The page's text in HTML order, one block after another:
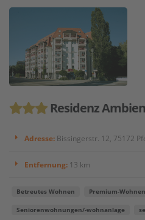
Residenz
Adresse: Bissingerstr. 12, 75172
Entfernung: 13 km
Betreutes Wohnen Premium-Wohnen
Seniorenwohnungen/-wohnanlage